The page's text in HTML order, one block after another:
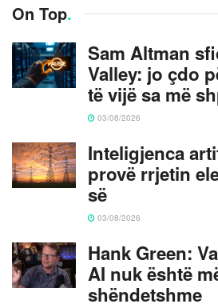
On Top.
Sam Altman
Valley: jo çdo
të vijë sa më
03/08/2026
Inteligjenca
provë rrjetin
së
03/08/2026
Hank Green:
AI nuk është
shëndetshme